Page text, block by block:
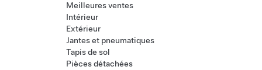
Meilleures ventes
Intérieur
Extérieur
Jantes et pneumatiques
Tapis de sol
Pièces détachées